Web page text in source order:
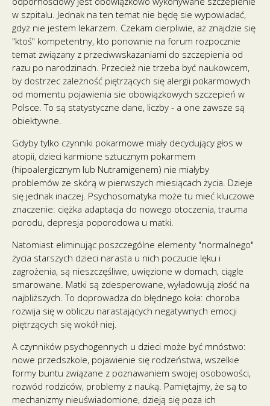
w szpitalu. Jednak na ten temat nie będę sie wypowiadać,
gdyż nie jestem lekarzem. Czekam cierpliwie, aż znajdzie się
"ktoś" kompetentny, kto ponownie na forum rozpocznie
temat związany z przeciwwskazaniami do szczepienia od
razu po narodzinach. Przecież nie trzeba być naukowcem,
by dostrzec zależność piętrzących się alergii pokarmowych
od momentu pojawienia sie obowiązkowych szczepień w
Polsce. To są statystyczne dane, liczby - a one zawsze są
obiektywne.
Gdyby tylko czynniki pokarmowe miały decydujący głos w
atopii, dzieci karmione sztucznym pokarmem
(hipoalergicznym lub Nutramigenem) nie miałyby
problemów ze skórą w pierwszych miesiącach życia. Dzieje
się jednak inaczej. Psychosomatyka może tu mieć kluczowe
znaczenie: ciężka adaptacja do nowego otoczenia, trauma
porodu, depresja poporodowa u matki.
Natomiast eliminując poszczególne elementy "normalnego"
życia starszych dzieci narasta u nich poczucie lęku i
zagrożenia, są nieszczęśliwe, uwięzione w domach, ciągle
smarowane. Matki są zdesperowane, wyładowują złość na
najbliższych. To doprowadza do błędnego koła: choroba
rozwija się w obliczu narastających negatywnych emocji
piętrzących się wokół niej.
A czynników psychogennych u dzieci może być mnóstwo:
nowe przedszkole, pojawienie się rodzeństwa, wszelkie
formy buntu związane z poznawaniem swojej osobowości,
rozwód rodziców, problemy z nauką. Pamiętajmy, że są to
mechanizmy nieuświadomione, dzieją się poza ich